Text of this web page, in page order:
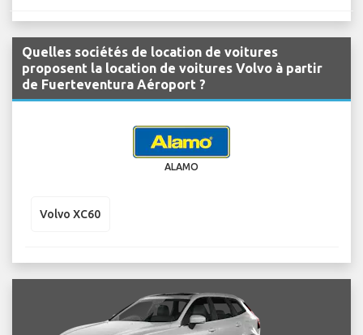
Quelles sociétés de location de voitures
proposent la location de voitures Volvo à partir
de Fuerteventura Aéroport ?
ALAMO
Volvo XC60